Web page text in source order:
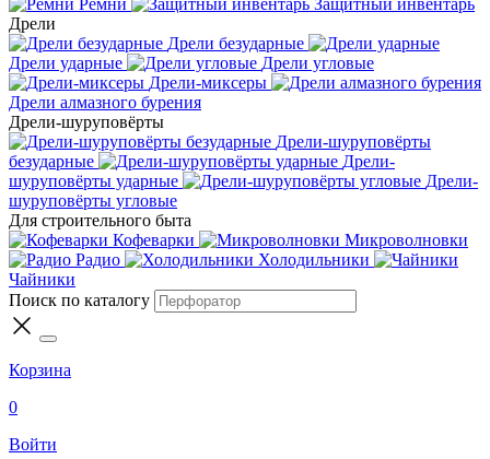
Ремни
Защитный инвентарь
Дрели
Дрели безударные
Дрели ударные
Дрели угловые
Дрели-миксеры
Дрели алмазного бурения
Дрели-шуруповёрты
Дрели-шуруповёрты
безударные
Дрели-
шуруповёрты ударные
Дрели-
шуруповёрты угловые
Для строительного быта
Кофеварки
Микроволновки
Радио
Холодильники
Чайники
Поиск по каталогу
Корзина
0
Войти